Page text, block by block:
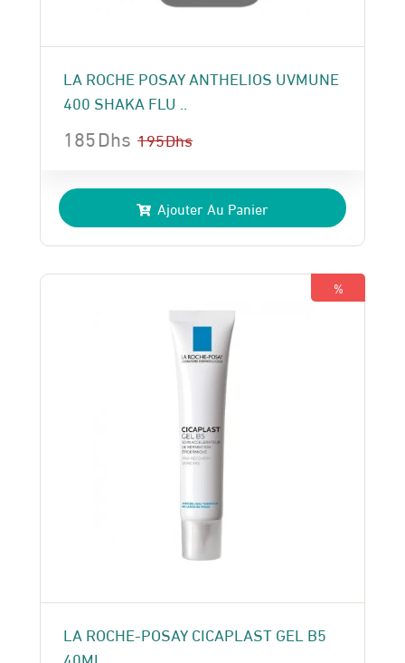
LA ROCHE POSAY ANTHELIOS UVMUNE
400 SHAKA FLU ..
195Dhs
prix
initial
était :
195 Dhs.
185Dhs
prix
actuel
est :
185 Dhs.
Ajouter Au Panier
%
LA ROCHE-POSAY CICAPLAST GEL B5